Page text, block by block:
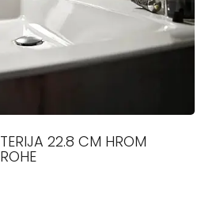
22.8 CM HROM